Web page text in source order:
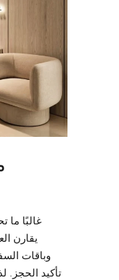
غالبًا ما
يقارن
وباقات
تأكيد